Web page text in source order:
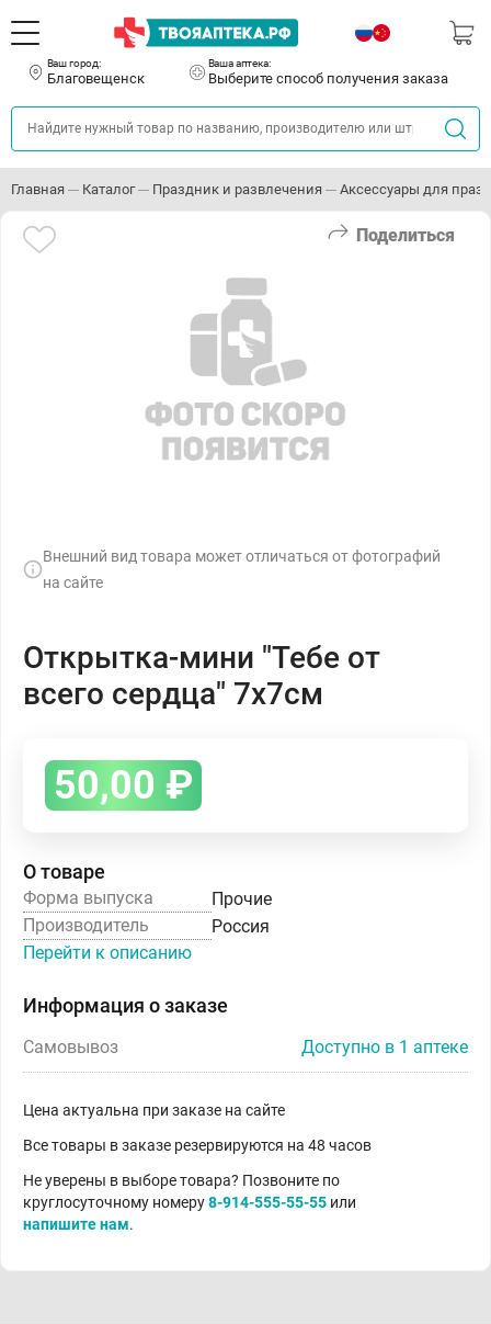
Ваш город:
Благовещенск
Ваша аптека:
Выберите способ получения заказа
Главная Каталог Праздник и развлечения Аксессуары для
Поделиться
Внешний вид товара может отличаться от фотографий
на сайте
Открытка-мини "Тебе от
всего сердца" 7х7см
50,00 ₽
О товаре
Форма выпуска
Прочие
Производитель
Россия
Перейти к описанию
Информация о заказе
Самовывоз Доступно в 1 аптеке
Цена актуальна при заказе на сайте
Все товары в заказе резервируются на 48 часов
Не уверены в выборе товара? Позвоните по
круглосуточному номеру8-914-555-55-55 или
напишите нам.